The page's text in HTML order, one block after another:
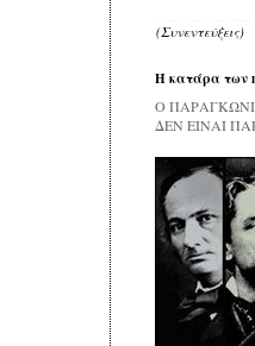
(Συνεντεύξεις)
Η κατάρα των
Ο
ΔΕΝ ΕΙΝΑΙ